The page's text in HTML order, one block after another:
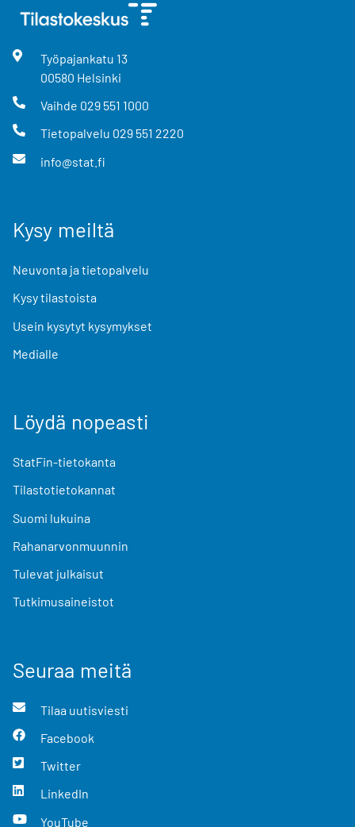
Työpajankatu 13
00580 Helsinki
Vaihde 029 551 1000
Tietopalvelu 029 551 2220
info@stat.fi
Kysy meiltä
Neuvonta ja tietopalvelu
Kysy tilastoista
Usein kysytyt kysymykset
Medialle
Löydä nopeasti
StatFin-tietokanta
Tilastotietokannat
Suomi lukuina
Rahanarvonmuunnin
Tulevat julkaisut
Tutkimusaineistot
Seuraa meitä
Tilaa uutisviesti
Facebook
Twitter
LinkedIn
YouTube